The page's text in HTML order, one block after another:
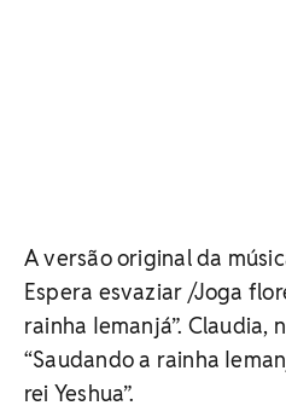
A versão original da
Espera esvaziar /Joga
rainha Iemanjá”. Claudia,
“Saudando a rainha
rei Yeshua”.